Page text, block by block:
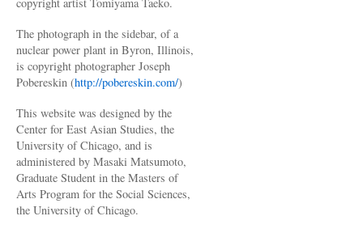
The photograph in the sidebar, of a
nuclear power plant in Byron, Illinois,
is copyright photographer Joseph
Pobereskin (http://pobereskin.com/)
This website was designed by the
Center for East Asian Studies, the
University of Chicago, and is
administered by Masaki Matsumoto,
Graduate Student in the Masters of
Arts Program for the Social Sciences,
the University of Chicago.